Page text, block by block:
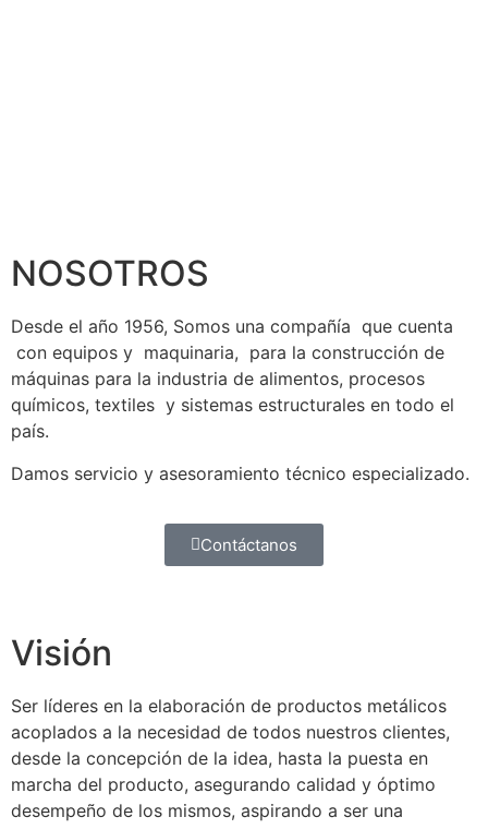
NOSOTROS
Desde el año 1956, Somos una compañía que cuenta
con equipos y maquinaria, para la construcción de
máquinas para la industria de alimentos, procesos
químicos, textiles y sistemas estructurales en todo el
país.
Damos servicio y asesoramiento técnico especializado.
Contáctanos
Visión
Ser líderes en la elaboración de productos metálicos
acoplados a la necesidad de todos nuestros clientes,
desde la concepción de la idea, hasta la puesta en
marcha del producto, asegurando calidad y óptimo
desempeño de los mismos, aspirando a ser una